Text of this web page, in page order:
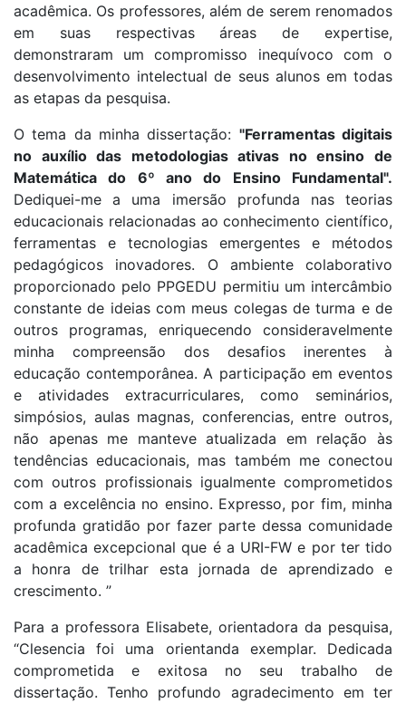
acadêmica. Os professores, além de serem renomados
em suas respectivas áreas de expertise,
demonstraram um compromisso inequívoco com o
desenvolvimento intelectual de seus alunos em todas
as etapas da pesquisa.
O tema da minha dissertação: "Ferramentas digitais
no auxílio das metodologias ativas no ensino de
Matemática do 6º ano do Ensino Fundamental".
Dediquei-me a uma imersão profunda nas teorias
educacionais relacionadas ao conhecimento científico,
ferramentas e tecnologias emergentes e métodos
pedagógicos inovadores. O ambiente colaborativo
proporcionado pelo PPGEDU permitiu um intercâmbio
constante de ideias com meus colegas de turma e de
outros programas, enriquecendo consideravelmente
minha compreensão dos desafios inerentes à
educação contemporânea. A participação em eventos
e atividades extracurriculares, como seminários,
simpósios, aulas magnas, conferencias, entre outros,
não apenas me manteve atualizada em relação às
tendências educacionais, mas também me conectou
com outros profissionais igualmente comprometidos
com a excelência no ensino. Expresso, por fim, minha
profunda gratidão por fazer parte dessa comunidade
acadêmica excepcional que é a URI-FW e por ter tido
a honra de trilhar esta jornada de aprendizado e
crescimento. ”
Para a professora Elisabete, orientadora da pesquisa,
“Clesencia foi uma orientanda exemplar. Dedicada
comprometida e exitosa no seu trabalho de
dissertação. Tenho profundo agradecimento em ter